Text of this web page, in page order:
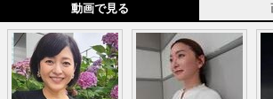
動画で見る